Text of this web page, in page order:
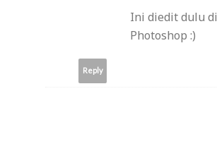
Ini diedit dulu di
Photoshop :)
Reply